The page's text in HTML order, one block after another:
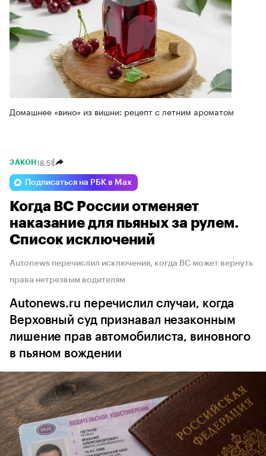
Домашнее «вино» из вишни: рецепт с летним ароматом
ЗАКОН 18:51
Подписаться на РБК в Max
Когда ВС России отменяет
наказание для пьяных за рулем.
Список исключений
Autonews перечислил исключения, когда ВС может вернуть
права нетрезвым водителям
Autonews.ru перечислил случаи, когда
Верховный суд признавал незаконным
лишение прав автомобилиста, виновного
в пьяном вождении